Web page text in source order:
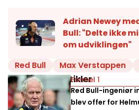
Adrian Newey
Bull: "Delte ikke
om udviklingen"
Red Bull
Max Verstappen
Relaterede artikler
Formel 1
Red Bull-ingeniør
blev offer for